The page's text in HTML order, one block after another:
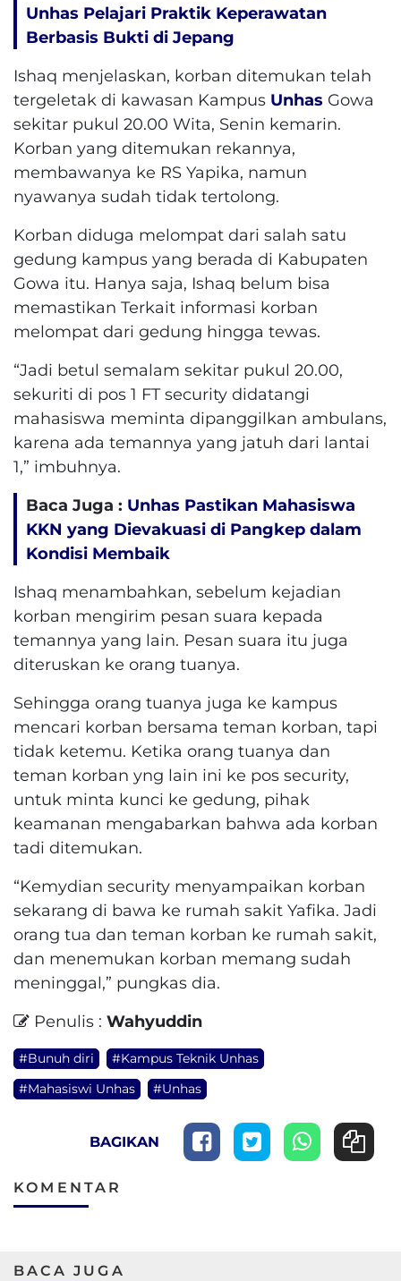
Unhas Pelajari Praktik Keperawatan
Berbasis Bukti di Jepang
Ishaq menjelaskan, korban ditemukan telah
tergeletak di kawasan Kampus Unhas Gowa
sekitar pukul 20.00 Wita, Senin kemarin.
Korban yang ditemukan rekannya,
membawanya ke RS Yapika, namun
nyawanya sudah tidak tertolong.
Korban diduga melompat dari salah satu
gedung kampus yang berada di Kabupaten
Gowa itu. Hanya saja, Ishaq belum bisa
memastikan Terkait informasi korban
melompat dari gedung hingga tewas.
“Jadi betul semalam sekitar pukul 20.00,
sekuriti di pos 1 FT security didatangi
mahasiswa meminta dipanggilkan ambulans,
karena ada temannya yang jatuh dari lantai
1,” imbuhnya.
Baca Juga : Unhas Pastikan Mahasiswa
KKN yang Dievakuasi di Pangkep dalam
Kondisi Membaik
Ishaq menambahkan, sebelum kejadian
korban mengirim pesan suara kepada
temannya yang lain. Pesan suara itu juga
diteruskan ke orang tuanya.
Sehingga orang tuanya juga ke kampus
mencari korban bersama teman korban, tapi
tidak ketemu. Ketika orang tuanya dan
teman korban yng lain ini ke pos security,
untuk minta kunci ke gedung, pihak
keamanan mengabarkan bahwa ada korban
tadi ditemukan.
“Kemydian security menyampaikan korban
sekarang di bawa ke rumah sakit Yafika. Jadi
orang tua dan teman korban ke rumah sakit,
dan menemukan korban memang sudah
meninggal,” pungkas dia.
Penulis : Wahyuddin
#Bunuh diri
#Kampus Teknik Unhas
#Mahasiswi Unhas
#Unhas
BAGIKAN
KOMENTAR
BACA JUGA